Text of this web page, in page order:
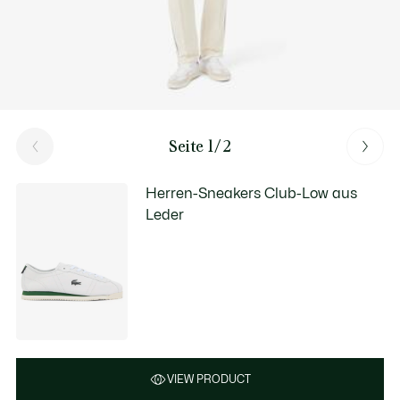
Seite 1/2
Herren-Sneakers Club-Low aus
Leder
VIEW PRODUCT